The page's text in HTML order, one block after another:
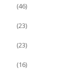
(46)
(23)
(23)
(16)